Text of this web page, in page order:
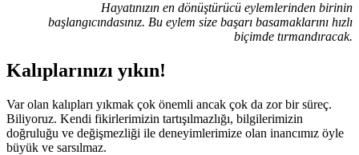
Hayatınızın en dönüştürücü eylemlerinden birinin
başlangıcındasınız. Bu eylem size başarı basamaklarını hızlı
biçimde tırmandıracak.
Kalıplarınızı yıkın!
Var olan kalıpları yıkmak çok önemli ancak çok da zor bir süreç.
Biliyoruz. Kendi fikirlerimizin tartışılmazlığı, bilgilerimizin
doğruluğu ve değişmezliği ile deneyimlerimize olan inancımız öyle
büyük ve sarsılmaz.